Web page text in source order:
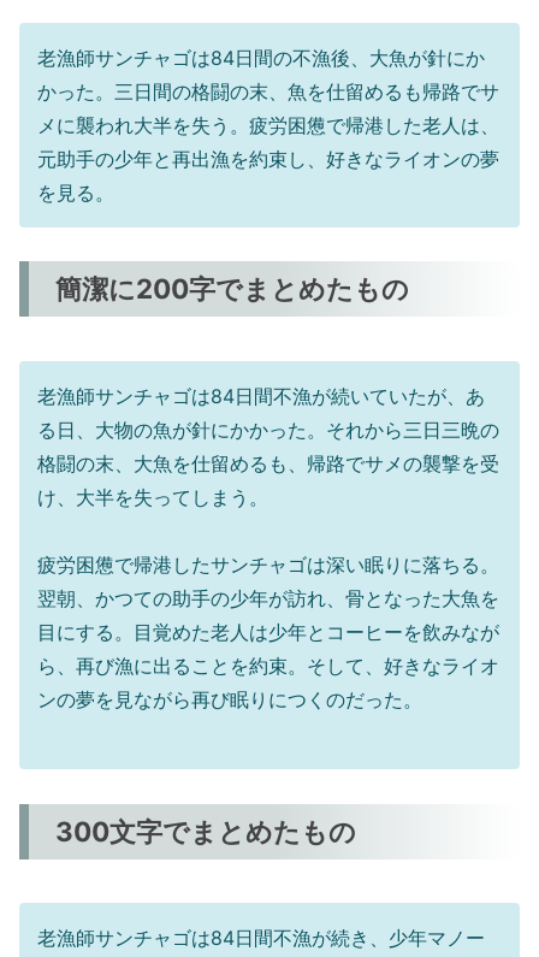
老漁師サンチャゴは84日間の不漁後、大魚が針にか
かった。三日間の格闘の末、魚を仕留めるも帰路でサ
メに襲われ大半を失う。疲労困憊で帰港した老人は、
元助手の少年と再出漁を約束し、好きなライオンの夢
を見る。
簡潔に200字でまとめたもの
老漁師サンチャゴは84日間不漁が続いていたが、あ
る日、大物の魚が針にかかった。それから三日三晩の
格闘の末、大魚を仕留めるも、帰路でサメの襲撃を受
け、大半を失ってしまう。
疲労困憊で帰港したサンチャゴは深い眠りに落ちる。
翌朝、かつての助手の少年が訪れ、骨となった大魚を
目にする。目覚めた老人は少年とコーヒーを飲みなが
ら、再び漁に出ることを約束。そして、好きなライオ
ンの夢を見ながら再び眠りにつくのだった。
300文字でまとめたもの
老漁師サンチャゴは84日間不漁が続き、少年マノー